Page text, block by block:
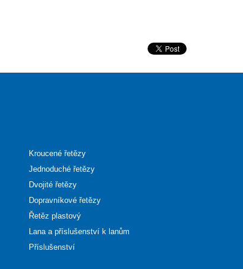
Kroucené řetězy
Jednoduché řetězy
Dvojité řetězy
Dopravníkové řetězy
Řetěz plastový
Lana a příslušenství k lanům
Příslušenství